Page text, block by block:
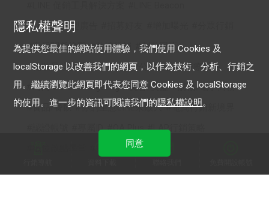
LINE 成效型廣告
客戶關係維繫
數據行銷
刺激回流
化妝品/消費品
政府服務/公共服務
醫療醫美
時尚
cross targeting 美容/美髮
購物/電子商務
食品/餐飲
你的生意LINE來放大
電商行銷新境界
專屬ID OA Plus
LAP行銷策略
2022 影音贏銷
隱私權聲明
為提供您最佳的網站使用體驗，我們使用 Cookies 及
localStorage 以改善我們的網頁，以作為技術、分析、行銷之
用。繼續瀏覽此網頁即代表您同意 Cookies 及 localStorage
的使用。進一步的資訊可閱讀我們的隱私權說明。
同意